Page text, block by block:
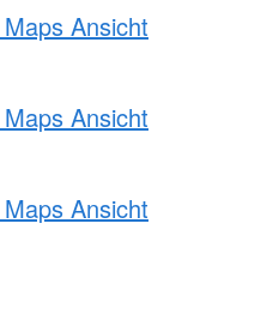
Ansicht
Ansicht
Ansicht